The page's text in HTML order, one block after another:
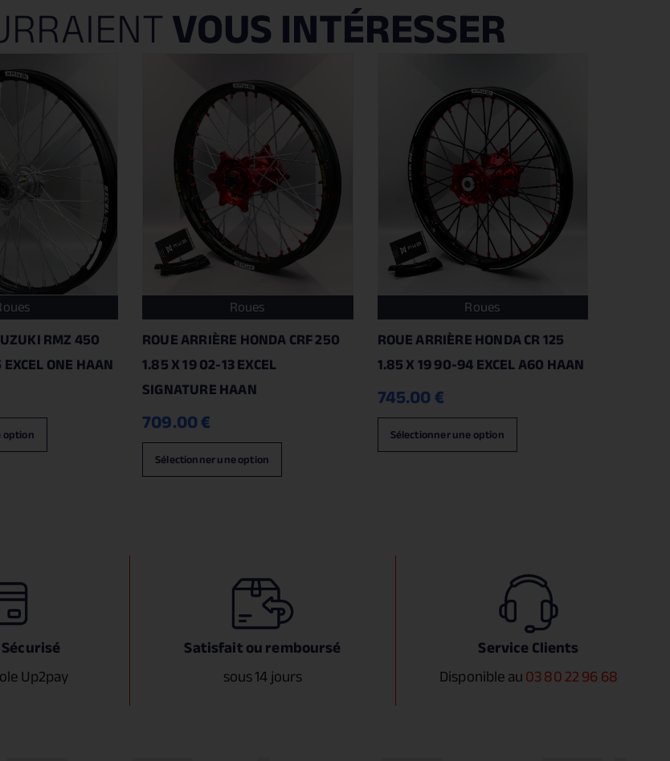
VOUS INTÉRESSER
RMZ 450
ONE HAAN
option
Roues
ROUE ARRIÈRE HONDA CRF 250
1.85 X 19 02-13 EXCEL
SIGNATURE HAAN
709.00€
Sélectionner une option
Roues
ROUE ARRIÈRE HONDA CR 125
1.85 X 19 90-94 EXCEL A60 HAAN
745.00€
Sélectionner une option
Up2pay
Satisfait ou remboursé
sous 14 jours
Service Clients
Disponible au03 80 22 96 68